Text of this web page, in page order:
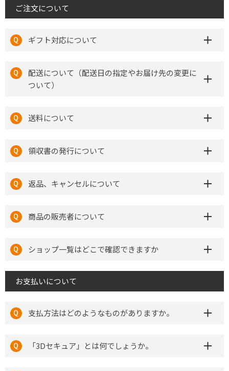
ご注文について
ギフト対応について
配送について（配送日の指定やお届け先の変更に
ついて）
送料について
領収書の発行について
返品、キャンセルについて
商品の販売者について
ショップ一覧はどこで確認できますか
お支払いについて
支払方法はどのようなものがありますか。
「3Dセキュア」とは何でしょうか。